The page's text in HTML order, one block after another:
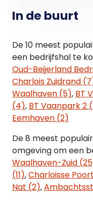
• Hoge elektrische
• Een extra
• Afgesloten
• Extra hoogte:
onderkant vloer ca.
BOUWJAAR
Het pand is
de bouw is
wordt naar
PARKEREN
Bij het object
In de buurt
De 10 meest
een bedrijfshal te
Oud-Beijerland
Charlois Zuidrand
Waalhaven (5), BT
(4), BT Vaanpark 2
Eemhaven (2)
De 8 meest
omgeving om een
Waalhaven-Zuid
(11),Charloisse
Nat (2),